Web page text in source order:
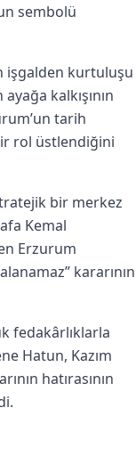
sembolü
işgalden kurtuluşu
kalkışının
tarih
rol üstlendiğini
bir merkez
Kemal
Erzurum
kararının
fedakârlıklarla
Hatun, Kazım
hatırasının